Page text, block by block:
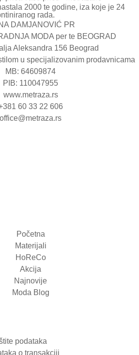
2000 te godine, iza koje je 24
rada.
DAMJANOVIĆ PR
MODA per te BEOGRAD
Aleksandra 156 Beograd
u specijalizovanim prodavnicama
MB: 64609874
PIB: 110047955
www.metraza.rs
60 33 22 606
office@metraza.rs
Početna
Materijali
HoReCo
Akcija
Najnovije
Moda Blog
podataka
o transakciji